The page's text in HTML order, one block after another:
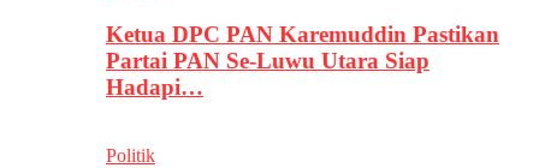
Ketua DPC PAN Karemuddin Pastikan
Partai PAN Se-Luwu Utara Siap
Hadapi…
Politik